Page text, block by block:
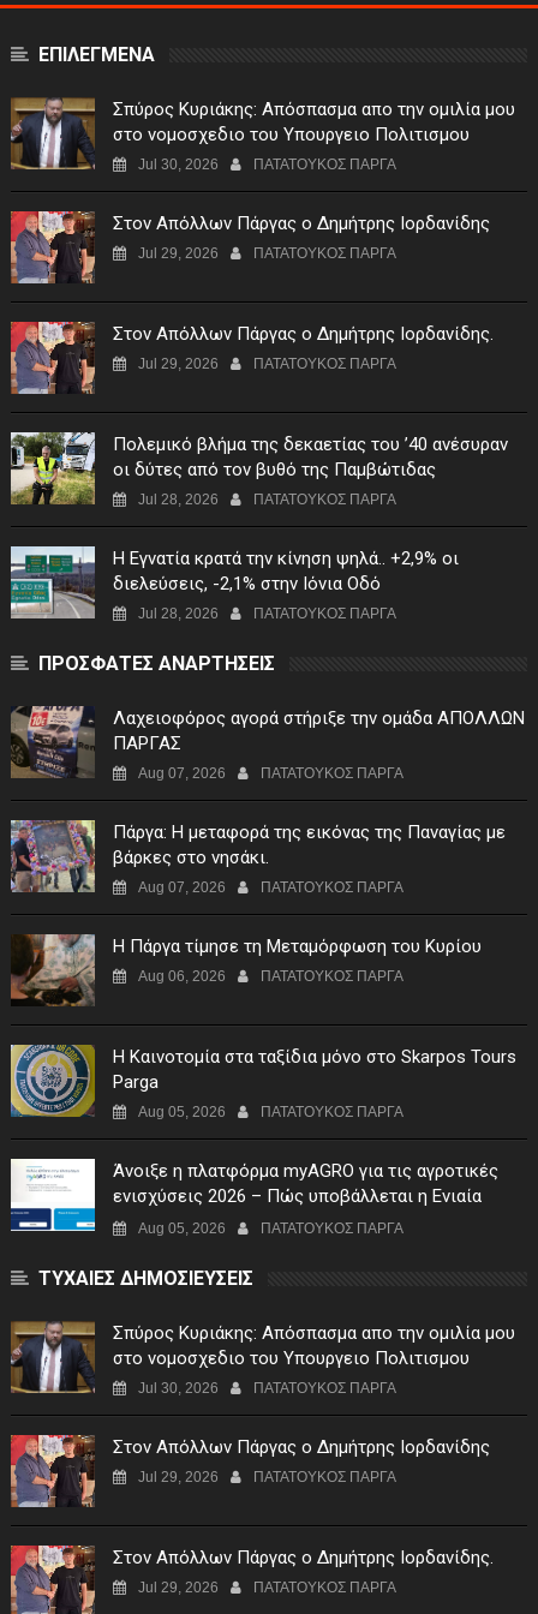
ΕΠΙΛΕΓΜΕΝΑ
Σπύρος Κυριάκης: Απόσπασμα απο την ομιλία μου
στο νομοσχεδιο του Υπουργειο Πολιτισμου
Jul 30, 2026 ΠΑΤΑΤΟΥΚΟΣ ΠΑΡΓΑ
Στον Απόλλων Πάργας ο Δημήτρης Ιορδανίδης
Jul 29, 2026 ΠΑΤΑΤΟΥΚΟΣ ΠΑΡΓΑ
Στον Απόλλων Πάργας ο Δημήτρης Ιορδανίδης.
Jul 29, 2026 ΠΑΤΑΤΟΥΚΟΣ ΠΑΡΓΑ
Πολεμικό βλήμα της δεκαετίας του ’40 ανέσυραν
οι δύτες από τον βυθό της Παμβώτιδας
Jul 28, 2026 ΠΑΤΑΤΟΥΚΟΣ ΠΑΡΓΑ
Η Εγνατία κρατά την κίνηση ψηλά.. +2,9% οι
διελεύσεις, -2,1% στην Ιόνια Οδό
Jul 28, 2026 ΠΑΤΑΤΟΥΚΟΣ ΠΑΡΓΑ
ΠΡΟΣΦΑΤΕΣ ΑΝΑΡΤΗΣΕΙΣ
Λαχειοφόρος αγορά στήριξε την ομάδα ΑΠΟΛΛΩΝ
ΠΑΡΓΑΣ
Aug 07, 2026 ΠΑΤΑΤΟΥΚΟΣ ΠΑΡΓΑ
Πάργα: Η μεταφορά της εικόνας της Παναγίας με
βάρκες στο νησάκι.
Aug 07, 2026 ΠΑΤΑΤΟΥΚΟΣ ΠΑΡΓΑ
Η Πάργα τίμησε τη Μεταμόρφωση του Κυρίου
Aug 06, 2026 ΠΑΤΑΤΟΥΚΟΣ ΠΑΡΓΑ
Η Καινοτομία στα ταξίδια μόνο στο Skarpos Tours
Parga
Aug 05, 2026 ΠΑΤΑΤΟΥΚΟΣ ΠΑΡΓΑ
Άνοιξε η πλατφόρμα myAGRO για τις αγροτικές
ενισχύσεις 2026 – Πώς υποβάλλεται η Ενιαία
Αίτηση Ενίσχυσης
Aug 05, 2026 ΠΑΤΑΤΟΥΚΟΣ ΠΑΡΓΑ
ΤΥΧΑΙΕΣ ΔΗΜΟΣΙΕΥΣΕΙΣ
Σπύρος Κυριάκης: Απόσπασμα απο την ομιλία μου
στο νομοσχεδιο του Υπουργειο Πολιτισμου
Jul 30, 2026 ΠΑΤΑΤΟΥΚΟΣ ΠΑΡΓΑ
Στον Απόλλων Πάργας ο Δημήτρης Ιορδανίδης
Jul 29, 2026 ΠΑΤΑΤΟΥΚΟΣ ΠΑΡΓΑ
Στον Απόλλων Πάργας ο Δημήτρης Ιορδανίδης.
Jul 29, 2026 ΠΑΤΑΤΟΥΚΟΣ ΠΑΡΓΑ